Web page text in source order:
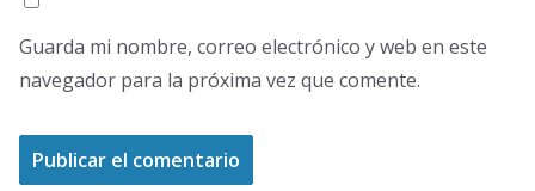
Guarda mi nombre, correo electrónico y web en este
navegador para la próxima vez que comente.